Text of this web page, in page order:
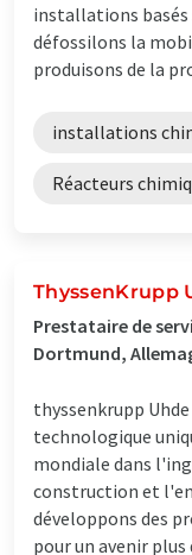
installations basés
défossilons la
produisons de la
installations
Réacteurs
ThyssenKrupp
Prestataire de
Dortmund,
thyssenkrupp
technologique
mondiale dans
construction et
développons des
pour un avenir